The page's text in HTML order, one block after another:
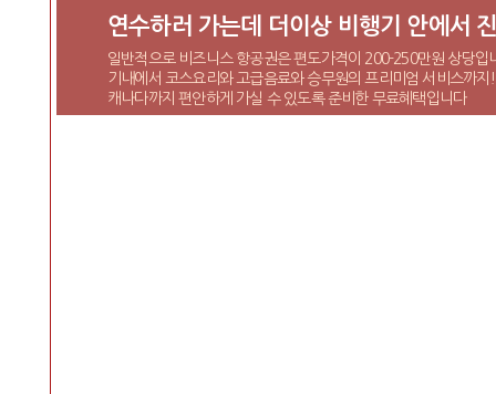
연수하러 가는데 더이상 비행기 안에서
일반적으로 비즈니스 항공권은 편도가격이 200-250만원 상당입
기내에서 코스요리와 고급음료와 승무원의 프리미엄 서비스까지
캐나다까지 편안하게 가실 수 있도록 준비한 무료혜택입니다